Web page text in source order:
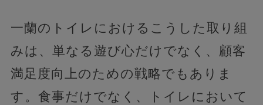
一蘭のトイレにおけるこうした取り組
みは、単なる遊び心だけでなく、顧客
満足度向上のための戦略でもありま
す。食事だけでなく、トイレにおいて